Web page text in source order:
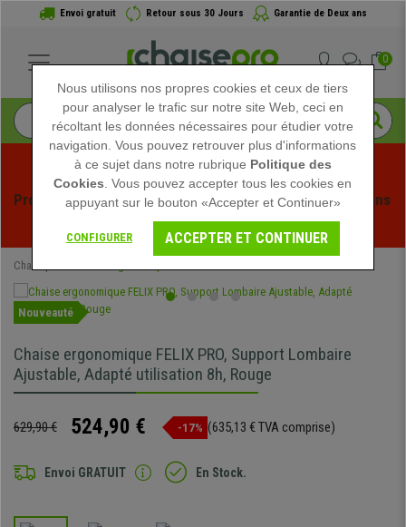
Envoi gratuit Retour sous 30 Jours Garantie de Deux ans
0
Profitez des soldes d'été chez Chaisepro ! Des réductions
exclusives pour une durée limitée - Voir l'offre
Chaisepro
Nouveauté
Chaise ergonomique FELIX PRO, Support Lombaire
Ajustable, Adapté utilisation 8h, Rouge
629,90 € 524,90 € -17% (635,13 € TVA comprise)
Envoi GRATUIT En Stock.
Nous utilisons nos propres cookies et ceux de tiers
pour analyser le trafic sur notre site Web, ceci en
récoltant les données nécessaires pour étudier votre
navigation. Vous pouvez retrouver plus d'informations
à ce sujet dans notre rubrique Politique des
Cookies . Vous pouvez accepter tous les cookies en
appuyant sur le bouton «Accepter et Continuer»
CONFIGURER ACCEPTER ET CONTINUER